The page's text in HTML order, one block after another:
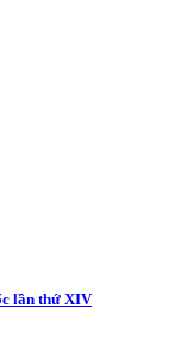
lần thứ XIV